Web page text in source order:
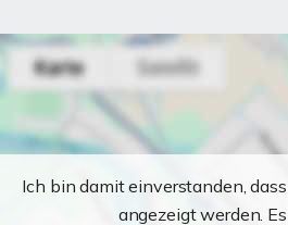
Ich bin damit einverstanden,
angezeigt werden.